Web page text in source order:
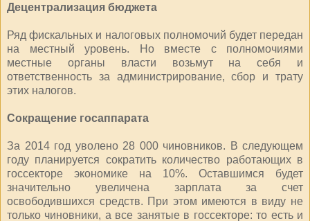
Децентрализация бюджета
Ряд фискальных и налоговых полномочий будет передан
на местный уровень. Но вместе с полномочиями
местные органы власти возьмут на себя и
ответственность за администрирование, сбор и трату
этих налогов.
Сокращение госаппарата
За 2014 год уволено 28 000 чиновников. В следующем
году планируется сократить количество работающих в
госсекторе экономике на 10%. Оставшимся будет
значительно увеличена зарплата за счет
освободившихся средств. При этом имеются в виду не
только чиновники, а все занятые в госсекторе: то есть и